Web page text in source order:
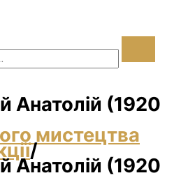
Анатолій (1920
мистецтва
/
Анатолій (1920